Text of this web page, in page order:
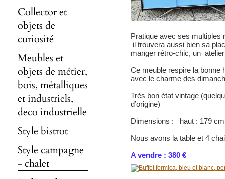
Collector et
objets de
curiosité
Meubles et
objets de métier,
bois, métalliques
et industriels,
deco industrielle
Style bistrot
Style campagne
- chalet
Pratique avec ses
il trouvera aussi bien sa
manger rétro-chic, un
Ce meuble respire la bonne
avec le charme des
Très bon état vintage
d’origine)
Dimensions : haut : 179
Nous avons la table et 4
A vendre : 380 €